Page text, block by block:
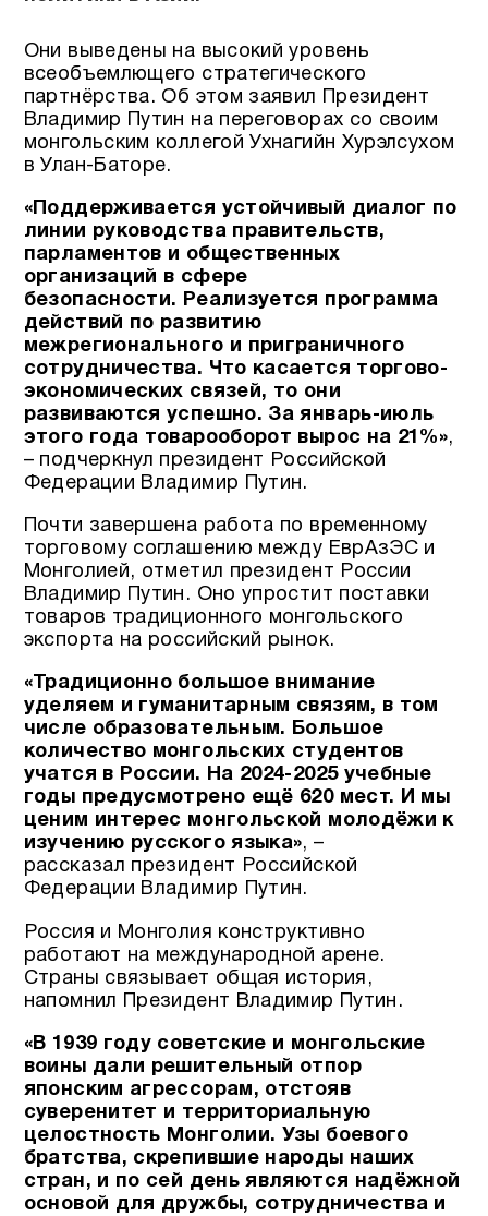
Они выведены на высокий уровень
всеобъемлющего стратегического
партнёрства. Об этом заявил Президент
Владимир Путин на переговорах со своим
монгольским коллегой Ухнагийн Хурэлсухом
в Улан-Баторе.
«Поддерживается устойчивый диалог по
линии руководства правительств,
парламентов и общественных
организаций в сфере
безопасности. Реализуется программа
действий по развитию
межрегионального и приграничного
сотрудничества. Что касается торгово-
экономических связей, то они
развиваются успешно. За январь-июль
этого года товарооборот вырос на 21%»,
– подчеркнул президент Российской
Федерации Владимир Путин.
Почти завершена работа по временному
торговому соглашению между ЕврАзЭС и
Монголией, отметил президент России
Владимир Путин. Оно упростит поставки
товаров традиционного монгольского
экспорта на российский рынок.
«Традиционно большое внимание
уделяем и гуманитарным связям, в том
числе образовательным. Большое
количество монгольских студентов
учатся в России. На 2024-2025 учебные
годы предусмотрено ещё 620 мест. И мы
ценим интерес монгольской молодёжи к
изучению русского языка», –
рассказал президент Российской
Федерации Владимир Путин.
Россия и Монголия конструктивно
работают на международной арене.
Страны связывает общая история,
напомнил Президент Владимир Путин.
«В 1939 году советские и монгольские
воины дали решительный отпор
японским агрессорам, отстояв
суверенитет и территориальную
целостность Монголии. Узы боевого
братства, скрепившие народы наших
стран, и по сей день являются надёжной
основой для дружбы, сотрудничества и